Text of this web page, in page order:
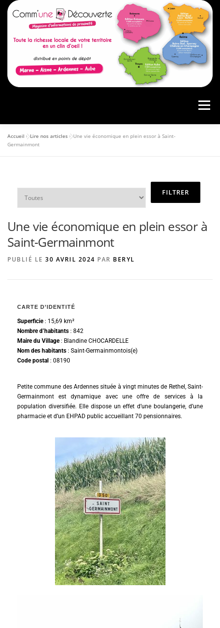
Menu
ACCUEIL
Accueil »Lire nos articles »Une vie économique en plein essor à Saint-
Germainmont
Une vie économique en plein essor à
Saint-Germainmont
PUBLIÉ LE 30 AVRIL 2024 PAR BERYL
CARTE D’IDENTITÉ
Superficie: 15,69 km²
Nombre d’habitants : 842
Maire du Village: Blandine CHOCARDELLE
Nom des habitants : Saint-Germainmontois(e)
Code postal : 08190
Petite commune des Ardennes située à vingt minutes de Rethel, Saint-
Germainmont est dynamique avec une offre de services à la
population diversifiée. Elle dispose un effet d’une boulangerie, d’une
pharmacie et d’un EHPAD public accueillant 70 pensionnaires.